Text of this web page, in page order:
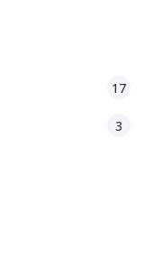
17
3